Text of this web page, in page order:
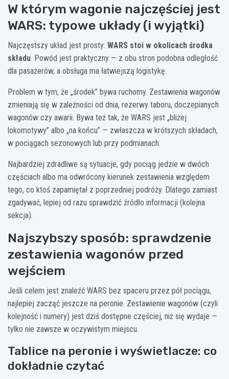
W którym wagonie najczęściej jest
WARS: typowe układy (i wyjątki)
Najczęstszy układ jest prosty: WARS stoi w okolicach środka
składu. Powód jest praktyczny — z obu stron podobna odległość
dla pasażerów, a obsługa ma łatwiejszą logistykę.
Problem w tym, że „środek” bywa ruchomy. Zestawienia wagonów
zmieniają się w zależności od dnia, rezerwy taboru, doczepianych
wagonów czy awarii. Bywa też tak, że WARS jest „bliżej
lokomotywy” albo „na końcu” — zwłaszcza w krótszych składach,
w pociągach sezonowych lub przy podmianach.
Najbardziej zdradliwe są sytuacje, gdy pociąg jedzie w dwóch
częściach albo ma odwrócony kierunek zestawienia względem
tego, co ktoś zapamiętał z poprzedniej podróży. Dlatego zamiast
zgadywać, lepiej od razu sprawdzić źródło informacji (kolejna
sekcja).
Najszybszy sposób: sprawdzenie
zestawienia wagonów przed
wejściem
Jeśli celem jest znaleźć WARS bez spaceru przez pół pociągu,
najlepiej zacząć jeszcze na peronie. Zestawienie wagonów (czyli
kolejność i numery) jest dziś dostępne częściej, niż się wydaje —
tylko nie zawsze w oczywistym miejscu.
Tablice na peronie i wyświetlacze: co
dokładnie czytać